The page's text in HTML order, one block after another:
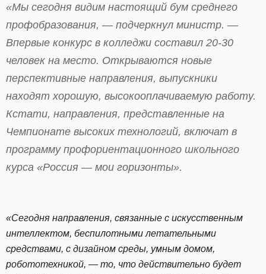
«Мы сегодня видим настоящий бум среднего
профобразования, — подчеркнул министр. —
Впервые конкурс в колледжи составил 20-30
человек на место. Открываются новые
перспективные направления, выпускники
находят хорошую, высокооплачиваемую работу.
Кстати, направления, представленные на
Чемпионате высоких технологий, включат в
программу профориентационного школьного
курса «Россия — мои горизонты».
«Сегодня направления, связанные с искусственным
интеллектом, беспилотными летательными
средствами, с дизайном среды, умным домом,
робототехникой, — то, что действительно будет